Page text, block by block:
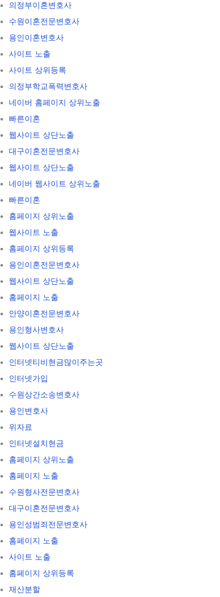
의정부이혼변호사
수원이혼전문변호사
용인이혼변호사
사이트 노출
사이트 상위등록
의정부학교폭력변호사
네이버 홈페이지 상위노출
빠른이혼
웹사이트 상단노출
대구이혼전문변호사
웹사이트 상단노출
네이버 웹사이트 상위노출
빠른이혼
홈페이지 상위노출
웹사이트 노출
홈페이지 상위등록
용인이혼전문변호사
웹사이트 상단노출
홈페이지 노출
안양이혼전문변호사
용인형사변호사
웹사이트 상단노출
인터넷티비현금많이주는곳
인터넷가입
수원상간소송변호사
용인변호사
위자료
인터넷설치현금
홈페이지 상위노출
홈페이지 노출
수원형사전문변호사
대구이혼전문변호사
용인성범죄전문변호사
홈페이지 노출
사이트 노출
홈페이지 상위등록
재산분할